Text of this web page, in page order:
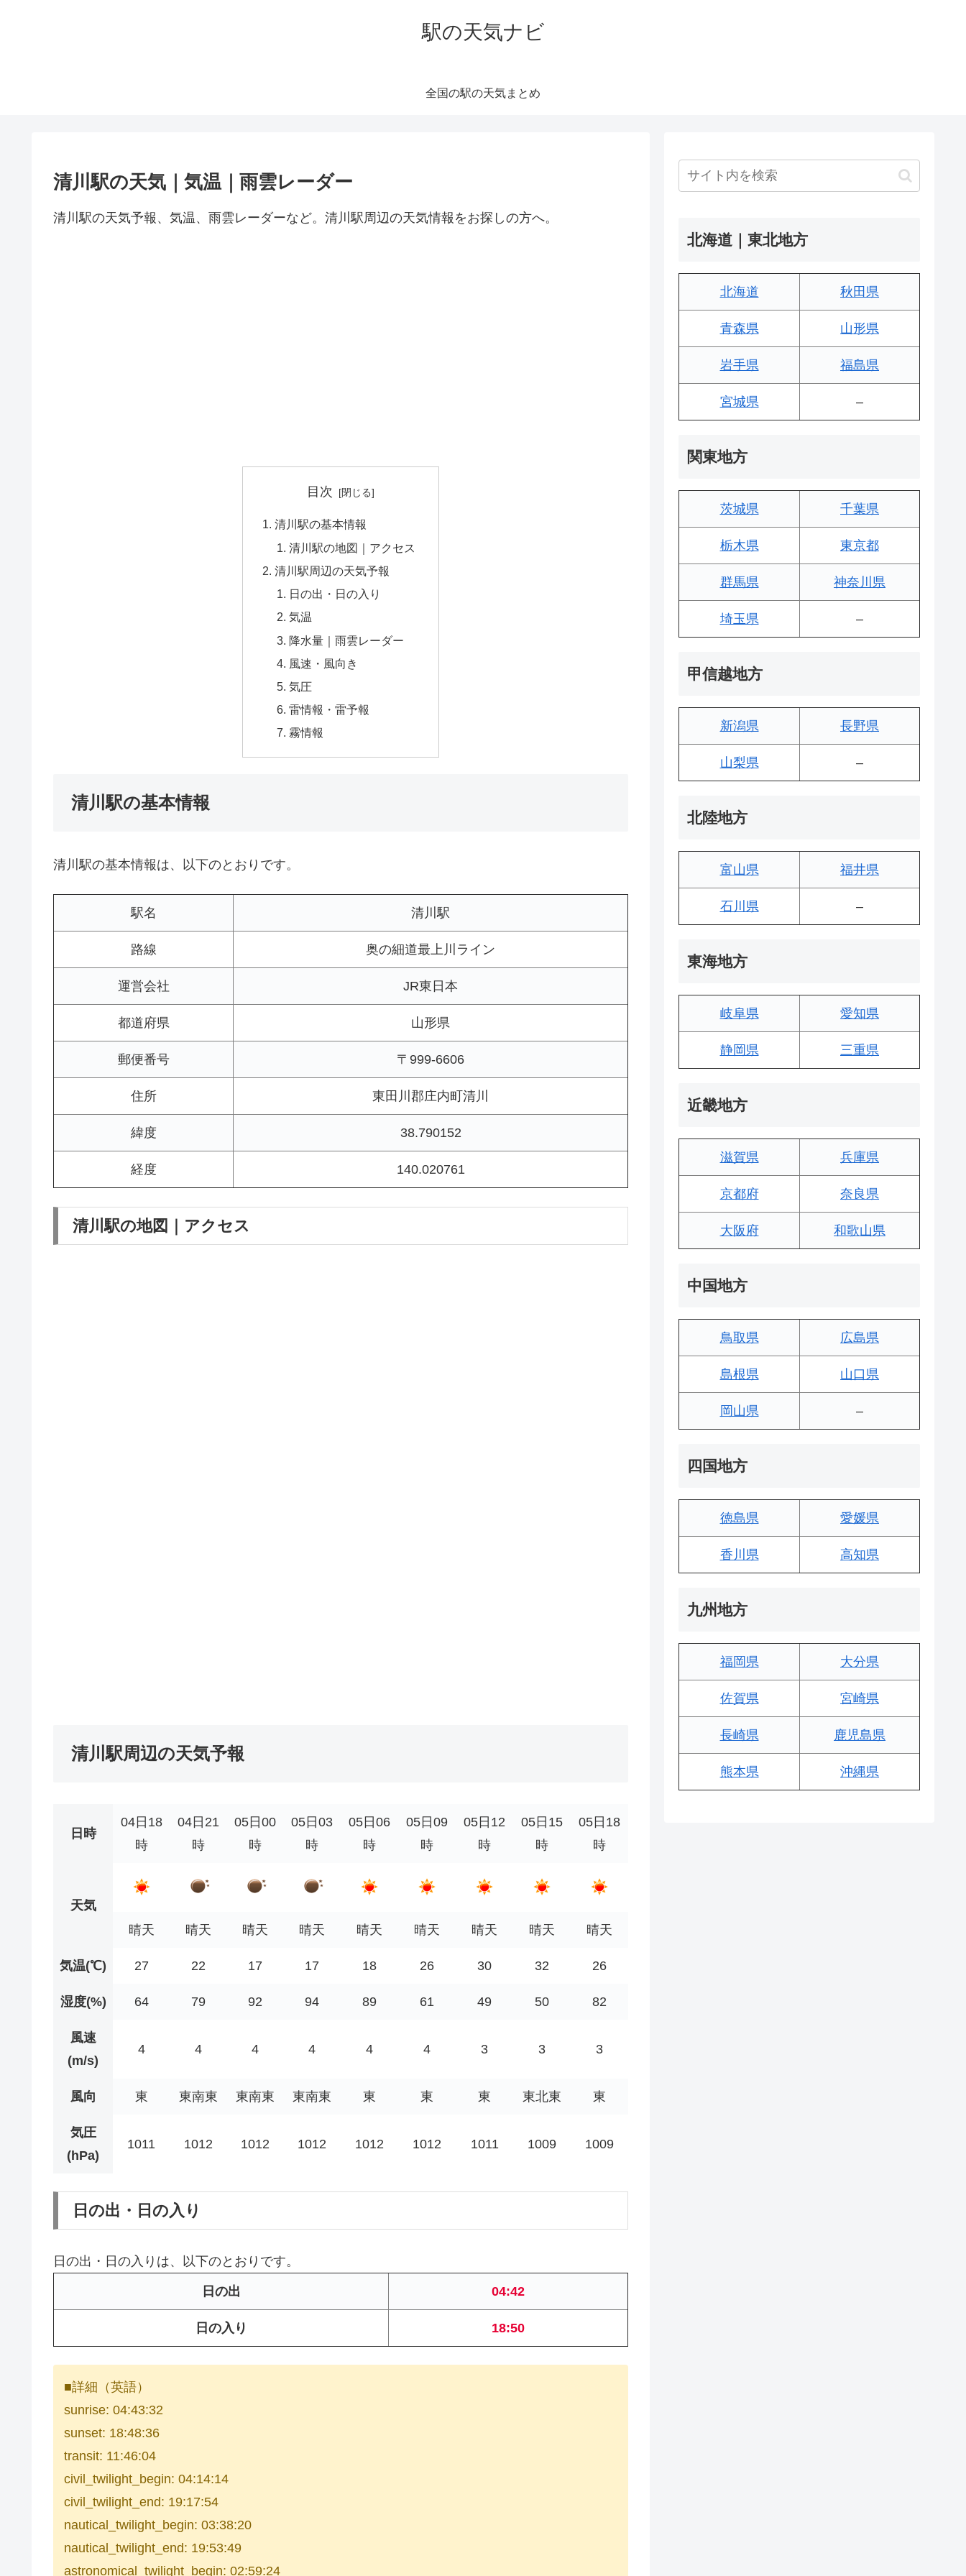
駅の天気ナビ
全国の駅の天気まとめ
清川駅の天気｜気温｜雨雲レーダー
清川駅の天気予報、気温、雨雲レーダーなど。清川駅周辺の天気情報をお探しの方へ。
目次
清川駅の基本情報
清川駅の地図｜アクセス
清川駅周辺の天気予報
日の出・日の入り
気温
降水量｜雨雲レーダー
風速・風向き
気圧
雷情報・雷予報
霧情報
清川駅の基本情報
清川駅の基本情報は、以下のとおりです。
駅名 清川駅
路線 奥の細道最上川ライン
運営会社 JR東日本
都道府県 山形県
郵便番号 〒999-6606
住所 東田川郡庄内町清川
緯度 38.790152
経度 140.020761
清川駅の地図｜アクセス
清川駅周辺の天気予報
日時
04日18
時
04日21
時
05日00
時
05日03
時
05日06
時
05日09
時
05日12
時
05日15
時
05日18
時
天気
晴天
晴天 晴天 晴天 晴天 晴天 晴天 晴天 晴天
気温(℃) 27 22 17 17 18 26 30 32 26
湿度(%) 64 79 92 94 89 61 49 50 82
風速
(m/s)
4 4 4 4 4 4 3 3 3
風向 東 東南東 東南東 東南東 東 東 東 東北東 東
気圧
(hPa)
1011 1012 1012 1012 1012 1012 1011 1009 1009
日の出・日の入り
日の出・日の入りは、以下のとおりです。
日の出 04:42
日の入り 18:50
■詳細（英語）
sunrise: 04:43:32
sunset: 18:48:36
transit: 11:46:04
civil_twilight_begin: 04:14:14
civil_twilight_end: 19:17:54
nautical_twilight_begin: 03:38:20
nautical_twilight_end: 19:53:49
astronomical_twilight_begin: 02:59:24
北海道｜東北地方
北海道 秋田県
青森県 山形県
岩手県 福島県
宮城県 –
関東地方
茨城県 千葉県
栃木県 東京都
群馬県 神奈川県
埼玉県 –
甲信越地方
新潟県 長野県
山梨県 –
北陸地方
富山県 福井県
石川県 –
東海地方
岐阜県 愛知県
静岡県 三重県
近畿地方
滋賀県 兵庫県
京都府 奈良県
大阪府 和歌山県
中国地方
鳥取県 広島県
島根県 山口県
岡山県 –
四国地方
徳島県 愛媛県
香川県 高知県
九州地方
福岡県 大分県
佐賀県 宮崎県
長崎県 鹿児島県
熊本県 沖縄県